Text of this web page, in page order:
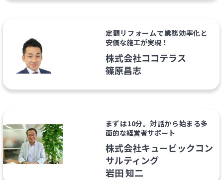
定額リフォームで業務効率化と
安価な施工が実現！
株式会社ココテラス
篠原昌志
まずは10分。対話から始まる多
面的な経営者サポート
株式会社キュービックコン
サルティング
岩田 知二